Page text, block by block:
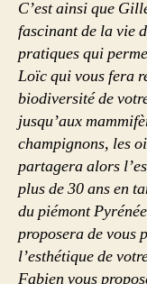
C’est ainsi que
fascinant de la vie
pratiques qui
Loïc qui vous fera
biodiversité de
jusqu’aux
champignons, les
partagera alors
plus de 30 ans en
du piémont
proposera de vous
l’esthétique de
Fabien vous